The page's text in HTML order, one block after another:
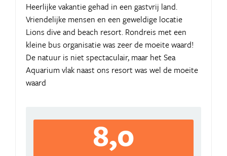
Heerlijke vakantie gehad in een gastvrij land.
Vriendelijke mensen en een geweldige locatie
Lions dive and beach resort. Rondreis met een
kleine bus organisatie was zeer de moeite waard!
De natuur is niet spectaculair, maar het Sea
Aquarium vlak naast ons resort was wel de moeite
waard
8,0